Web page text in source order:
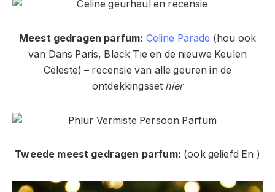
Meest gedragen parfum: Celine Parade (hou ook
van Dans Paris, Black Tie en de nieuwe Keulen
Celeste) – recensie van alle geuren in de
ontdekkingsset hier
Tweede meest gedragen parfum: (ook geliefd En )